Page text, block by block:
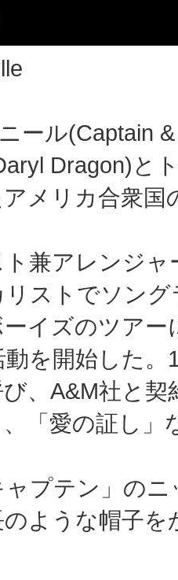
ール(Captain
Dragon)と
メリカ合衆国
兼アレンジ
ストでソン
イズのツアー
を開始した
、A&M社と
、「愛の証し
ャプテン」の
ような帽子